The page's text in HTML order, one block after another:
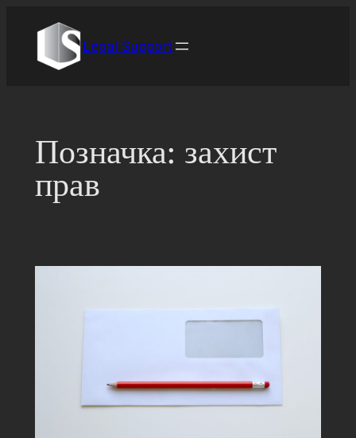
вмісту
Legal Support
Позначка: захист
прав